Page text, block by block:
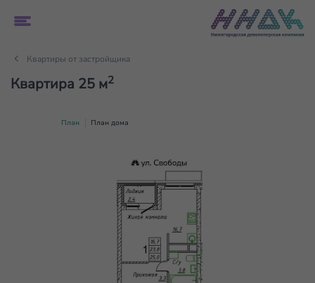
Квартиры от застройщика
Квартира 25 м2
План План дома